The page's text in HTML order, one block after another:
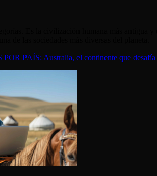
POR PAÍS: Australia, el continente que desafía